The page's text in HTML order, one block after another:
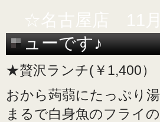
☆名古屋店 11月
ューです♪
★贅沢ランチ(￥1,400）
おから蒟蒻にたっぷり
まるで白身魚のフライ